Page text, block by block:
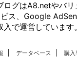
ログはA8.netやバ
ス、Google
入で運営しています。
データベース 購入